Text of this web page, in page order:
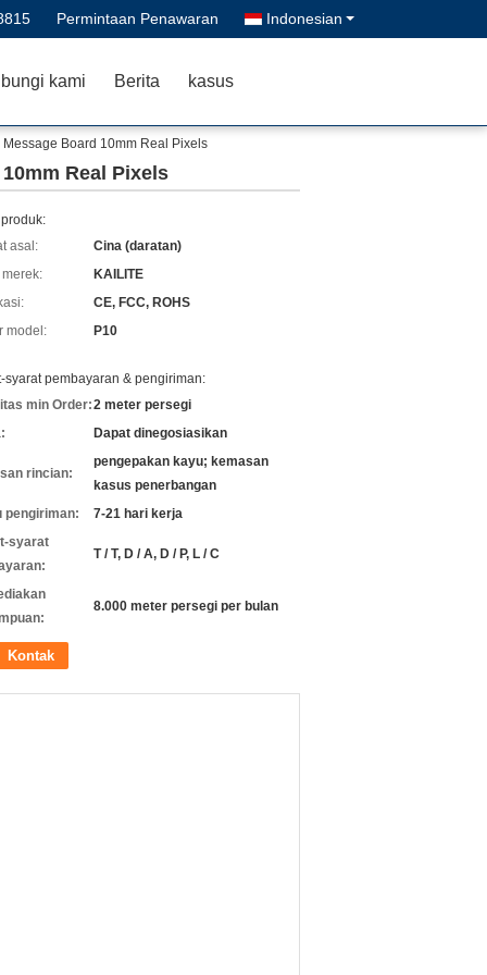
Permintaan Penawaran Indonesian
kami Berita kasus
Board 10mm Real Pixels
Real Pixels
asal:
Cina (daratan)
KAILITE
CE, FCC, ROHS
model:
P10
syarat pembayaran & pengiriman:
min Order:2 meter persegi
Dapat dinegosiasikan
rincian:
pengepakan kayu; kemasan
kasus penerbangan
pengiriman:
7-21 hari kerja
syarat
T / T, D / A, D / P, L / C
8.000 meter persegi per bulan
Kontak